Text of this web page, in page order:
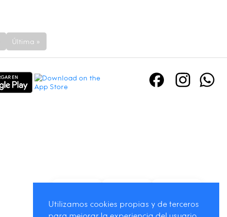
Utilizamos cookies propias y de terceros
Última »